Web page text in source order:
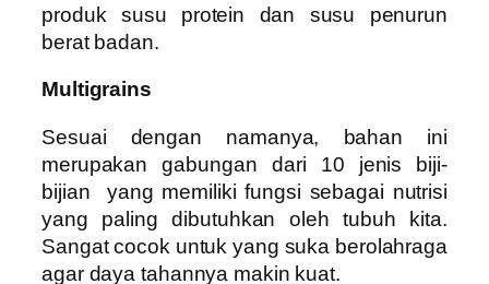
produk susu protein dan susu penurun
berat badan.
Multigrains
Sesuai dengan namanya, bahan ini
merupakan gabungan dari 10 jenis biji-
bijian yang memiliki fungsi sebagai nutrisi
yang paling dibutuhkan oleh tubuh kita.
Sangat cocok untuk yang suka berolahraga
agar daya tahannya makin kuat.